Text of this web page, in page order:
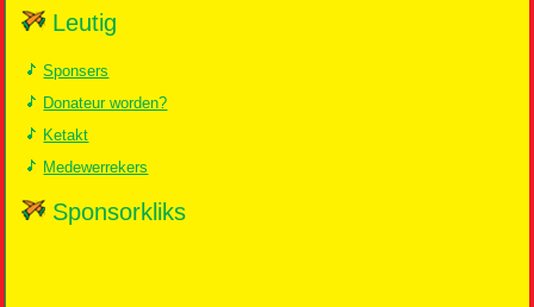
Leutig
Sponsers
Donateur worden?
Ketakt
Medewerrekers
Sponsorkliks